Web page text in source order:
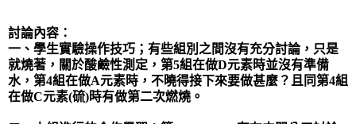
討論內容：
一、學生實驗操作技巧；有些組別之間沒有充分討論，只是
就燒著，關於酸鹼性測定，第5組在做D元素時並沒有準備
水，第4組在做A元素時，不曉得接下來要做甚麼？且同第4組
在做C元素(硫)時有做第二次燃燒。